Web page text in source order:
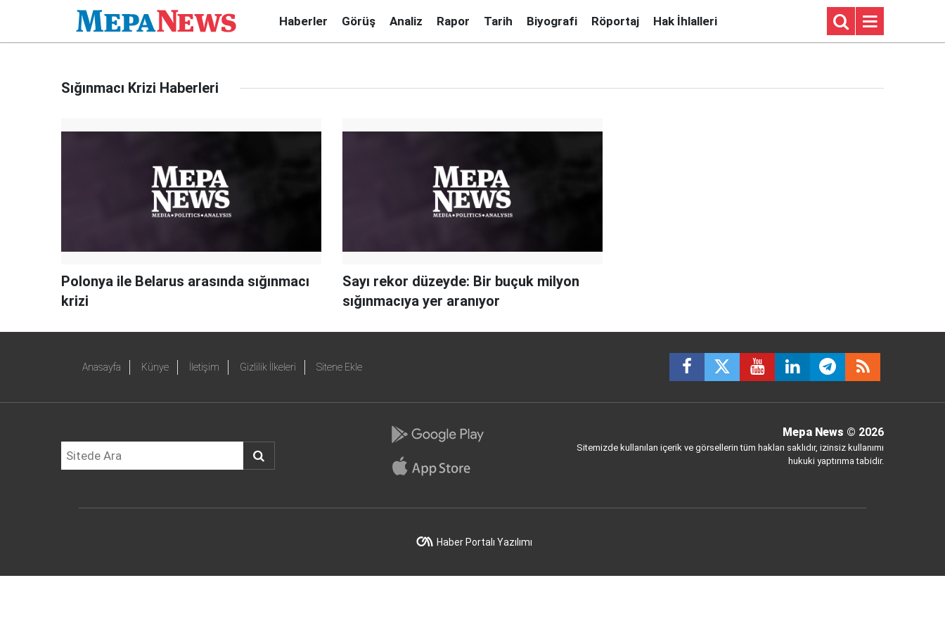
Haberler Görüş Analiz Rapor Tarih Biyografi Röportaj Hak İhlalleri
Sığınmacı Krizi Haberleri
Polonya ile Belarus arasında sığınmacı
krizi
Sayı rekor düzeyde: Bir buçuk milyon
sığınmacıya yer aranıyor
Anasayfa Künye İletişim Gizlilik İlkeleri Sitene Ekle
Mepa News © 2026
Sitemizde kullanılan içerik ve görsellerin tüm hakları saklıdır, izinsiz kullanımı
hukuki yaptırıma tabidir.
Haber Portalı Yazılımı